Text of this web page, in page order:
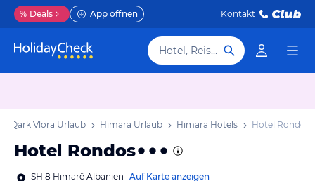
% Deals App öffnen Kontakt
Hotel, Reiseziel
Qark Vlora Urlaub Himara Urlaub Himara Hotels Hotel Rondos
Hotel Rondos
SH 8 Himarë Albanien Auf Karte anzeigen